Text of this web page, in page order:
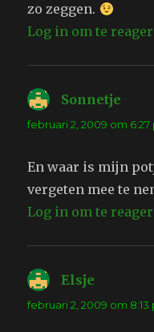
zo zeggen.
Log in om te
Sonnetje
februari 2, 2009 om 6:27
En waar is mijn
vergeten mee te
Log in om te
Elsje
februari 2, 2009 om 8:13